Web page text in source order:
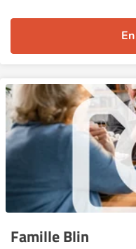
Famille Blin